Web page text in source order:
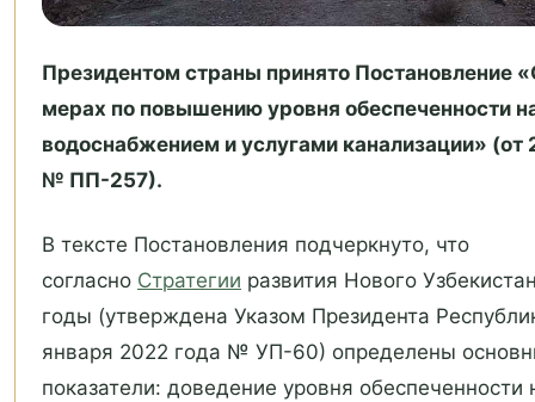
Президентом страны принято Постановление
мерах по повышению уровня обеспеченности
водоснабжением и услугами канализации»
№ ПП-257).
В тексте Постановления подчеркнуто, что
согласно Стратегии развития Нового
годы (утверждена Указом Президента
января 2022 года № УП-60) определены
показатели: доведение уровня обеспеченности